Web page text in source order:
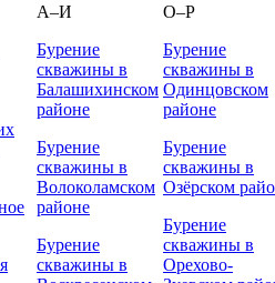
А–И
Бурение
скважины в
Балашихинском
районе
Бурение
скважины в
Волоколамском
районе
Бурение
скважины в
О–Р
Бурение
скважины в
Одинцовском
районе
Бурение
скважины в
Озёрском
Бурение
скважины в
Орехово-